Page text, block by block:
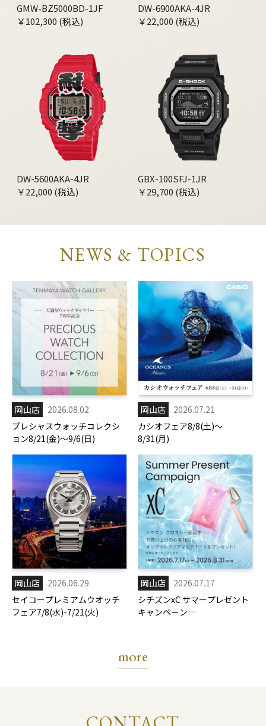
GMW-BZ5000BD-1JF
￥102,300 (税込)
DW-6900AKA-4JR
￥22,000 (税込)
DW-5600AKA-4JR
￥22,000 (税込)
GBX-100SFJ-1JR
￥29,700 (税込)
NEWS & TOPICS
岡山店
2026.08.02
プレシャスウォッチコレクシ
ョン8/21(金)～9/6(日)
岡山店
2026.07.21
カシオフェア8/8(土)～
8/31(月)
岡山店
2026.06.29
セイコープレミアムウオッチ
フェア7/8(水)-7/21(火)
岡山店
2026.07.17
シチズンxC サマープレゼント
キャンペーン
more